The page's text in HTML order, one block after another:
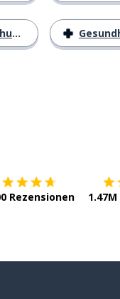
Rezensionen